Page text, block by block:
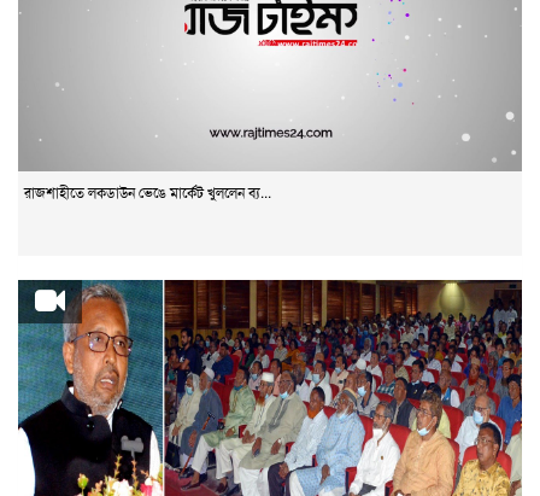
রাজশাহীতে লকডাউন ভেঙে মার্কেট খুললেন ব্য...